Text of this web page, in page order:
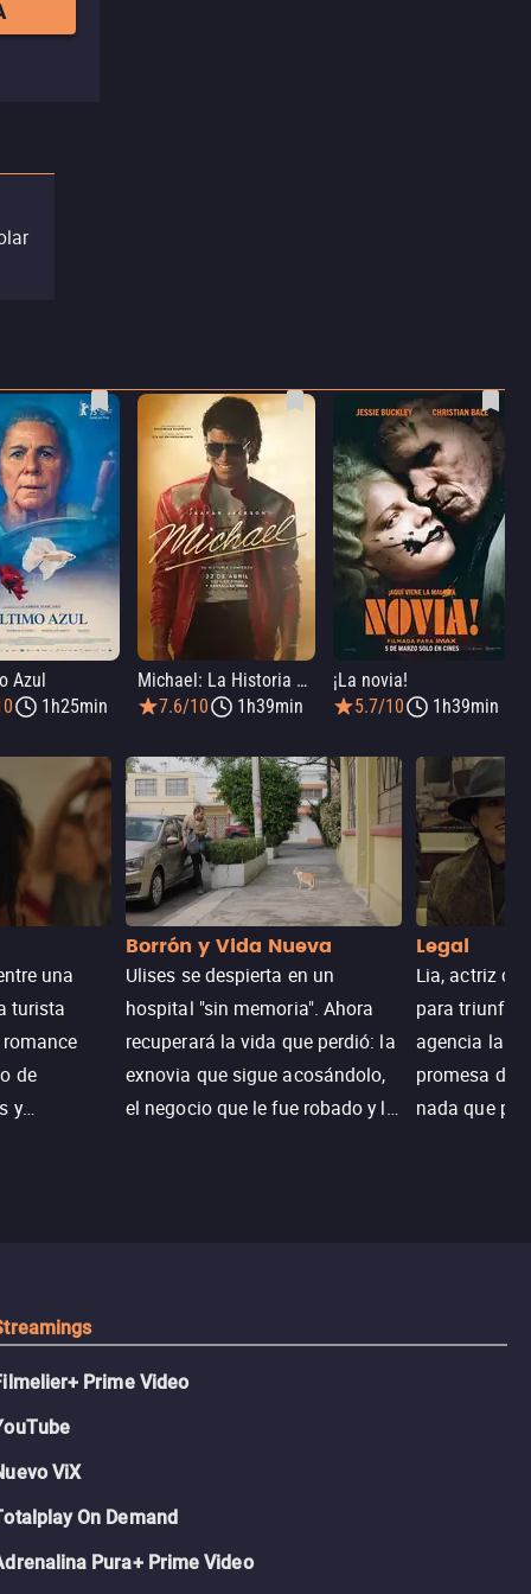
Azul
1h25min
Michael: La Historia De Michael Jackson
7.6/10
1h39min
¡La novia!
5.7/10
1h39min
una
turista
de
y
Borrón y Vida Nueva
Ulises se despierta en un
hospital "sin memoria". Ahora
recuperará la vida que perdió: la
exnovia que sigue acosándolo,
el negocio que le fue robado y la
Legal
Lia, actriz
para triunfar
agencia la
promesa de
nada que
Prime Video
ViX
On Demand
Pura+ Prime Video